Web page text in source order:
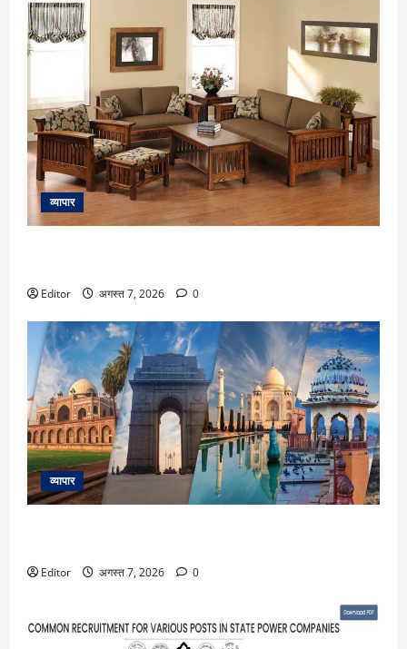
व्यापार
Editor अगस्त 7, 2026 0
व्यापार
Editor अगस्त 7, 2026 0